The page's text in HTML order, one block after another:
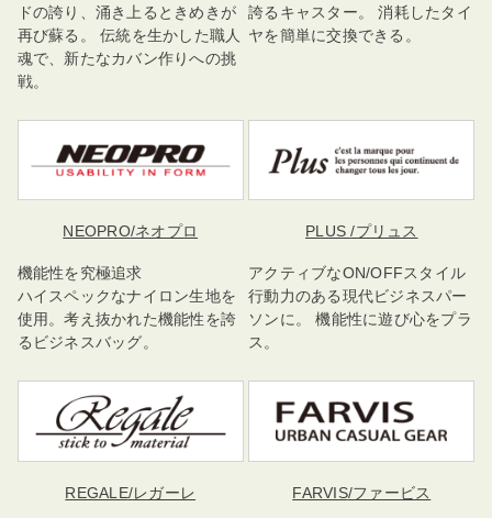
ドの誇り、涌き上るときめきが
再び蘇る。 伝統を生かした職人
魂で、新たなカバン作りへの挑
戦。
誇るキャスター。 消耗したタイ
ヤを簡単に交換できる。
NEOPRO/ネオプロ
機能性を究極追求
ハイスペックなナイロン生地を
使用。考え抜かれた機能性を誇
るビジネスバッグ。
PLUS/プリュス
アクティブなON/OFFスタイル
行動力のある現代ビジネスパー
ソンに。 機能性に遊び心をプラ
ス。
REGALE/レガーレ FARVIS/ファービス